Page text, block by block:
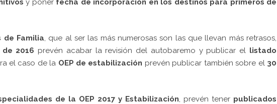
de Familia , que al ser las más numerosas son las que llevan más retrasos,
2016 prevén acabar la revisión del autobaremo y publicar el listado
el caso de la OEP de estabilización prevén publicar también sobre el 30
de la OEP 2017 y Estabilización , prevén tener publicados